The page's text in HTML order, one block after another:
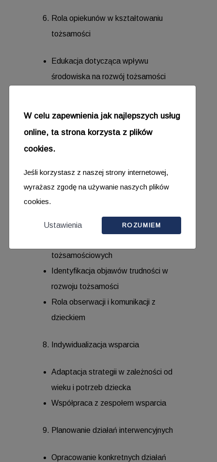
Rola opiekunów w kształtowaniu
tożsamości
Edukacja dotycząca wpływu
środowiska na rozwój tożsamości
Praktyczne wskazówki dla opiekunów
w kreowaniu przyjaznego środowiska
Promowanie poczucia
bezpieczeństwa i akceptacji
tożsamościowych
Identyfikacja objawów trudności w
rozwoju tożsamości
Rola obserwacji i komunikacji z
dzieckiem
Indywidualizacja wsparcia
Adaptacja strategii w zależności od
wieku i potrzeb dziecka
Współpraca z zespołem wsparcia
Planowanie działań interwencyjnych
Opracowanie konkretnych działań
W celu zapewnienia jak najlepszych usług
online, ta strona korzysta z plików
cookies.
Jeśli korzystasz z naszej strony internetowej,
wyrażasz zgodę na używanie naszych plików
cookies.
Ustawienia ROZUMIEM